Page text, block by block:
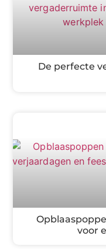
De perfecte
voor